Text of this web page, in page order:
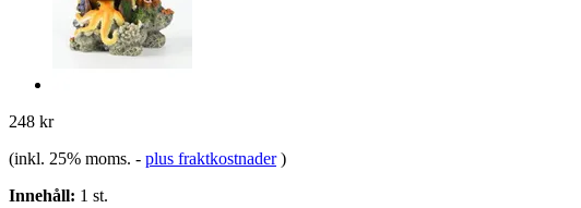
248 kr
(inkl. 25% moms. - plus fraktkostnader )
Innehåll: 1 st.